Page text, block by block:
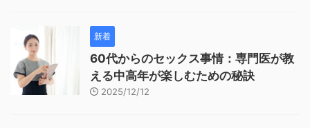
新着
60代からのセックス事情：専門医が教
える中高年が楽しむための秘訣
2025/12/12